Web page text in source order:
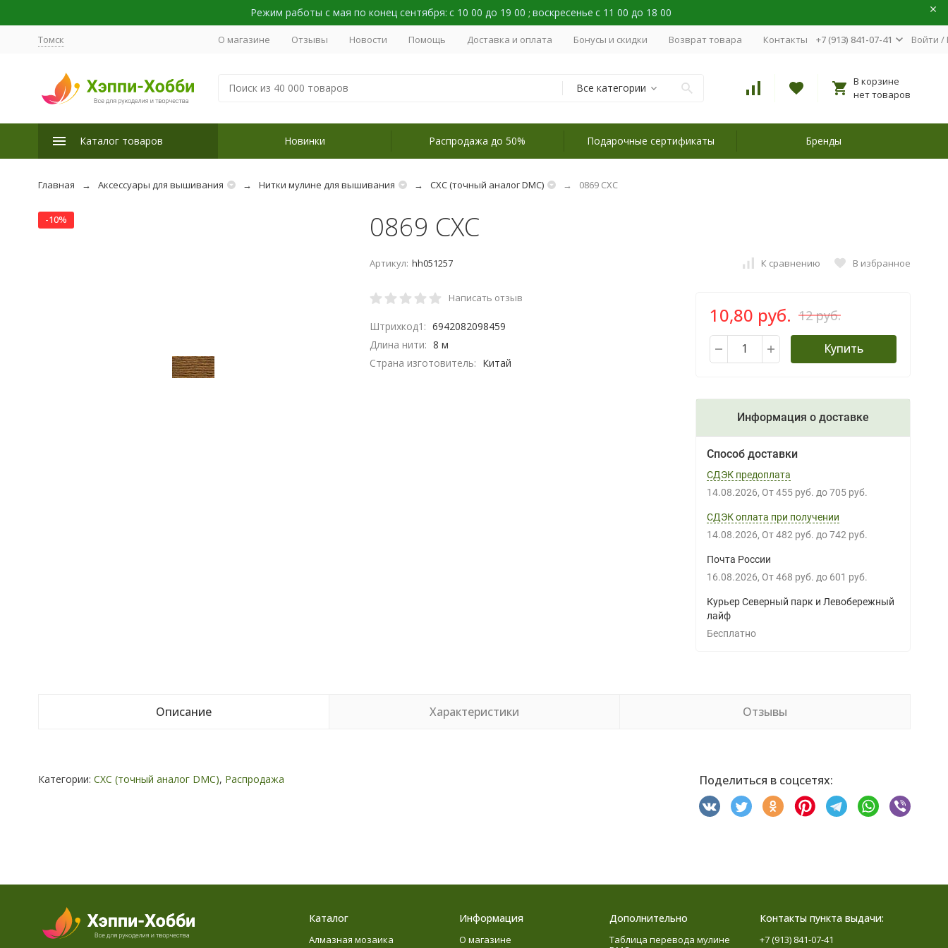
Режим работы с мая по конец сентября: с 10 00 до 19 00 ; воскресенье с 11 00 до 18 00
Томск О магазине Отзывы Новости Помощь Доставка и оплата Бонусы и скидки Возврат товара Контакты +7 (913) 841-07-41 Войти /
Все категории
В корзине
нет товаров
Каталог товаров Новинки Распродажа до 50% Подарочные сертификаты Бренды
Главная Аксессуары для вышивания Нитки мулине для вышивания СХС (точный аналог DMC) 0869 СХС
-10% 0869 СХС
Артикул: hh051257 К сравнению В избранное
Написать отзыв
Штрихкод1: 6942082098459
Длина нити: 8 м
Страна изготовитель: Китай
10,80 руб. 12 руб.
Купить
Информация о доставке
Способ доставки
СДЭК предоплата
14.08.2026 От 455 руб. до 705 руб.
СДЭК оплата при получении
14.08.2026 От 482 руб. до 742 руб.
Почта России
16.08.2026 От 468 руб. до 601 руб.
Курьер Северный парк и Левобережный
лайф
Бесплатно
Описание Характеристики Отзывы
Категории: СХС (точный аналог DMC), Распродажа Поделиться в соцсетях:
Каталог
Алмазная мозаика
Информация
О магазине
Дополнительно
Таблица перевода мулине
Контакты пункта выдачи:
+7 (913) 841-07-41